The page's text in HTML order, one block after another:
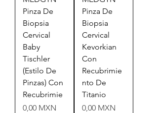
Pinza De
Biopsia
Cervical
Baby
Tischler
(Estilo De
Pinzas) Con
Recubrimie
Precio
0,00 MXN
Pinza De
Biopsia
Cervical
Kevorkian
Con
Recubrimie
nto De
Titanio
Precio
0,00 MXN